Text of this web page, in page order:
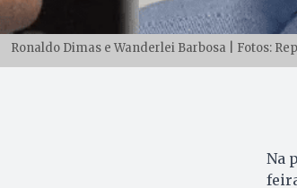
Ronaldo Dimas e Wanderlei Barbosa | Fotos:
Na